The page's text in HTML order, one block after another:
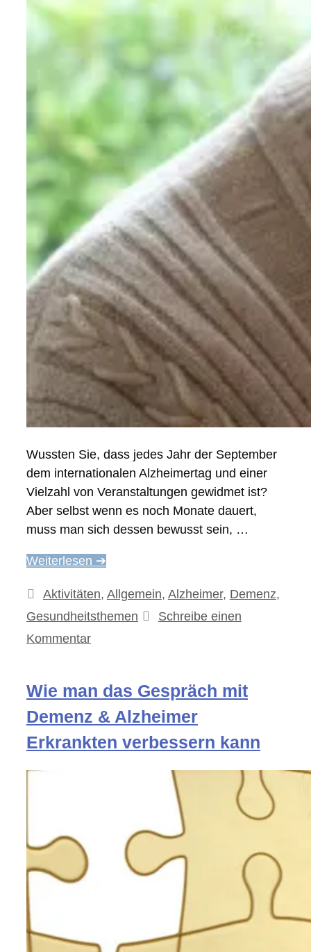
Wussten Sie, dass jedes Jahr der September
dem internationalen Alzheimertag und einer
Vielzahl von Veranstaltungen gewidmet ist?
Aber selbst wenn es noch Monate dauert,
muss man sich dessen bewusst sein, …
Weiterlesen ➔
Kategorien
Aktivitäten, Allgemein, Alzheimer, Demenz,
Gesundheitsthemen
Schreibe einen
Kommentar
Wie man das Gespräch mit
Demenz & Alzheimer
Erkrankten verbessern kann